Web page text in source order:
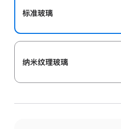
标准玻璃
纳米纹理玻璃